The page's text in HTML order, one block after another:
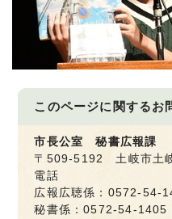
このページに関するお
市長公室 秘書広報課
〒509-5192 土岐市土
電話
広報広聴係：0572-54-
秘書係：0572-54-1405